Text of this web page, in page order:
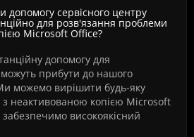
сервісного центру
для розв'язання проблеми
Microsoft Office?
допомогу для
можуть прибути до нашого
можемо вирішити будь-яку
неактивованою копією Microsoft
високоякісний